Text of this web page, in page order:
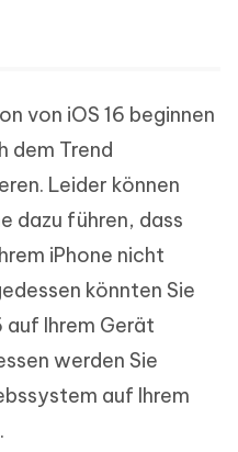
von iOS 16 beginnen
dem Trend
Leider können
dazu führen, dass
iPhone nicht
könnten Sie
auf Ihrem Gerät
werden Sie
auf Ihrem